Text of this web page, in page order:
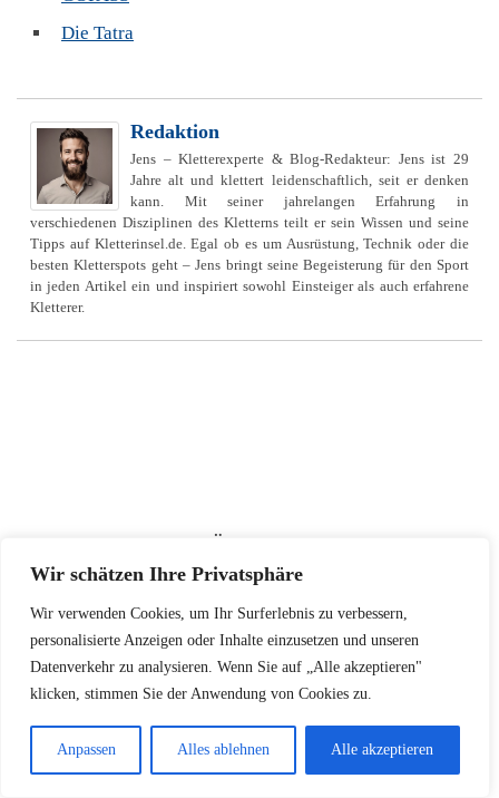
Wir schätzen Ihre Privatsphäre
Wir verwenden Cookies, um Ihr Surferlebnis zu verbessern,
personalisierte Anzeigen oder Inhalte einzusetzen und unseren
Datenverkehr zu analysieren. Wenn Sie auf „Alle akzeptieren"
klicken, stimmen Sie der Anwendung von Cookies zu.
Anpassen Alles ablehnen Alle akzeptieren
Die Tatra
Redaktion
Jens – Kletterexperte & Blog-Redakteur: Jens ist 29
Jahre alt und klettert leidenschaftlich, seit er denken
kann. Mit seiner jahrelangen Erfahrung in
verschiedenen Disziplinen des Kletterns teilt er sein Wissen und seine
Tipps auf Kletterinsel.de. Egal ob es um Ausrüstung, Technik oder die
besten Kletterspots geht – Jens bringt seine Begeisterung für den Sport
in jeden Artikel ein und inspiriert sowohl Einsteiger als auch erfahrene
Kletterer.
AUCH